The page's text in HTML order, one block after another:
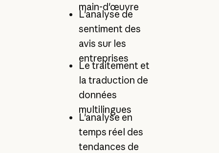
main-d'œuvre
L'analyse de
sentiment des
avis sur les
entreprises
Le traitement et
la traduction de
données
multilingues
L'analyse en
temps réel des
tendances de